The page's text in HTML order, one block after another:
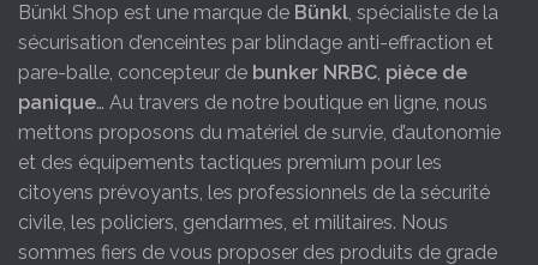
Bünkl Shop est une marque de Bünkl, spécialiste de la
sécurisation d’enceintes par blindage anti-effraction et
pare-balle, concepteur de bunker NRBC, pièce de
panique… Au travers de notre boutique en ligne, nous
mettons proposons du matériel de survie, d’autonomie
et des équipements tactiques premium pour les
citoyens prévoyants, les professionnels de la sécurité
civile, les policiers, gendarmes, et militaires. Nous
sommes fiers de vous proposer des produits de grade